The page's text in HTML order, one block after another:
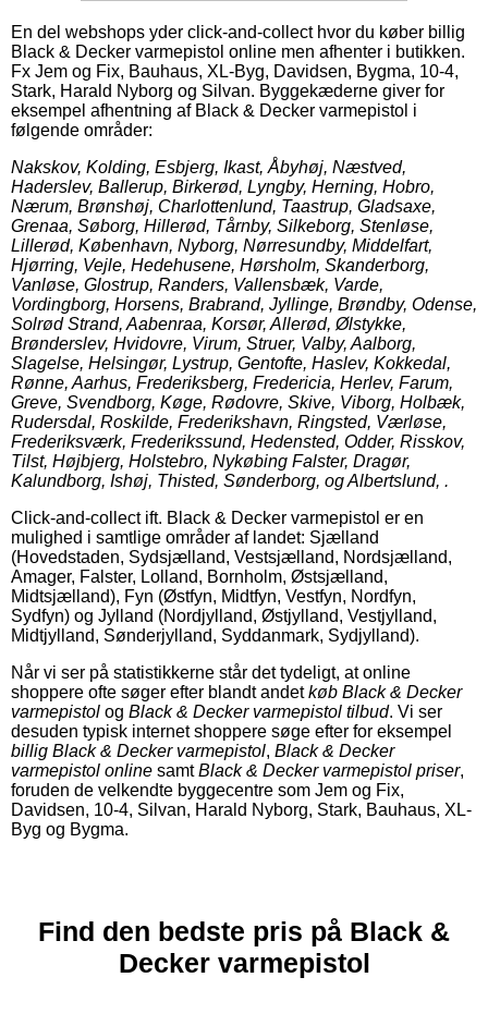
En del webshops yder click-and-collect hvor du køber billig
Black & Decker varmepistol online men afhenter i butikken.
Fx Jem og Fix, Bauhaus, XL-Byg, Davidsen, Bygma, 10-4,
Stark, Harald Nyborg og Silvan. Byggekæderne giver for
eksempel afhentning af Black & Decker varmepistol i
følgende områder:
Nakskov, Kolding, Esbjerg, Ikast, Åbyhøj, Næstved,
Haderslev, Ballerup, Birkerød, Lyngby, Herning, Hobro,
Nærum, Brønshøj, Charlottenlund, Taastrup, Gladsaxe,
Grenaa, Søborg, Hillerød, Tårnby, Silkeborg, Stenløse,
Lillerød, København, Nyborg, Nørresundby, Middelfart,
Hjørring, Vejle, Hedehusene, Hørsholm, Skanderborg,
Vanløse, Glostrup, Randers, Vallensbæk, Varde,
Vordingborg, Horsens, Brabrand, Jyllinge, Brøndby, Odense,
Solrød Strand, Aabenraa, Korsør, Allerød, Ølstykke,
Brønderslev, Hvidovre, Virum, Struer, Valby, Aalborg,
Slagelse, Helsingør, Lystrup, Gentofte, Haslev, Kokkedal,
Rønne, Aarhus, Frederiksberg, Fredericia, Herlev, Farum,
Greve, Svendborg, Køge, Rødovre, Skive, Viborg, Holbæk,
Rudersdal, Roskilde, Frederikshavn, Ringsted, Værløse,
Frederiksværk, Frederikssund, Hedensted, Odder, Risskov,
Tilst, Højbjerg, Holstebro, Nykøbing Falster, Dragør,
Kalundborg, Ishøj, Thisted, Sønderborg, og Albertslund, .
Click-and-collect ift. Black & Decker varmepistol er en
mulighed i samtlige områder af landet: Sjælland
(Hovedstaden, Sydsjælland, Vestsjælland, Nordsjælland,
Amager, Falster, Lolland, Bornholm, Østsjælland,
Midtsjælland), Fyn (Østfyn, Midtfyn, Vestfyn, Nordfyn,
Sydfyn) og Jylland (Nordjylland, Østjylland, Vestjylland,
Midtjylland, Sønderjylland, Syddanmark, Sydjylland).
Når vi ser på statistikkerne står det tydeligt, at online
shoppere ofte søger efter blandt andetkøb Black & Decker
varmepistol og Black & Decker varmepistol tilbud. Vi ser
desuden typisk internet shoppere søge efter for eksempel
billig Black & Decker varmepistol, Black & Decker
varmepistol online samtBlack & Decker varmepistol priser,
foruden de velkendte byggecentre som Jem og Fix,
Davidsen, 10-4, Silvan, Harald Nyborg, Stark, Bauhaus, XL-
Byg og Bygma.
Find den bedste pris på Black &
Decker varmepistol